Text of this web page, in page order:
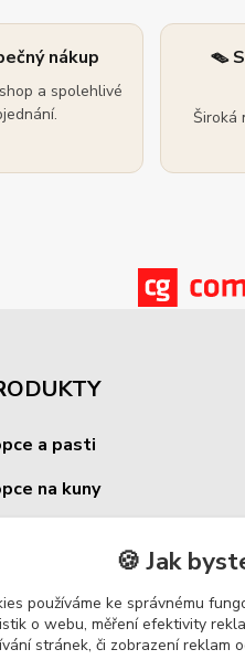
nákup
a spolehlivé
🪤
Široká
a pasti
na kuny
ohradníky
🍪 Jak
používáme ke správnému
o webu, měření efektivity
stránek, či zobrazení reklam